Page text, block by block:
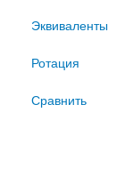
Эквиваленты
Ротация
Сравнить